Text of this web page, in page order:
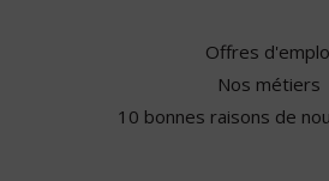
Offres
Nos métiers
10 bonnes raisons de